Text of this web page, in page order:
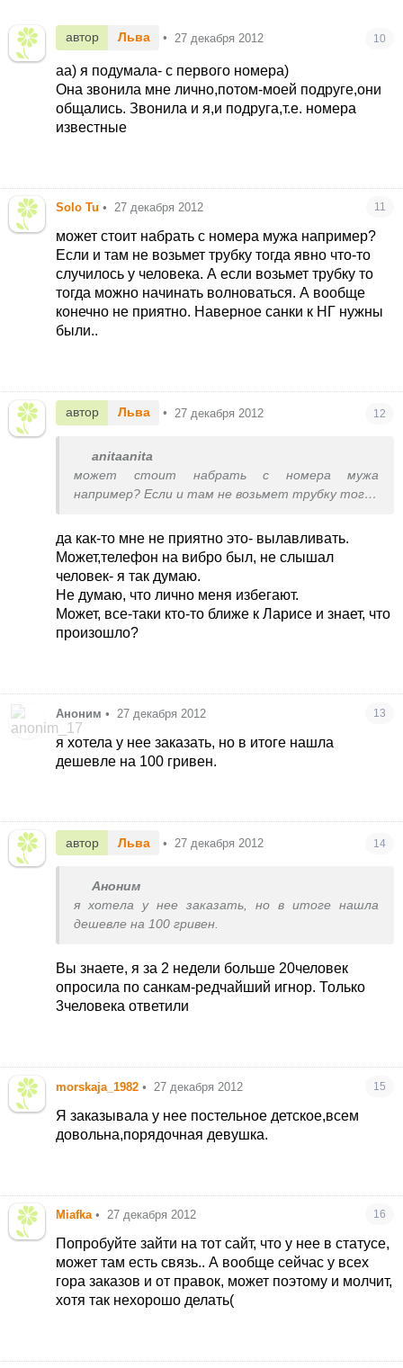
автор Льва • 27 декабря 2012 10
аа) я подумала- с первого номера)
Она звонила мне лично,потом-моей подруге,они
общались. Звонила и я,и подруга,т.е. номера
известные
Solo Tu • 27 декабря 2012 11
может стоит набрать с номера мужа например?
Если и там не возьмет трубку тогда явно что-то
случилось у человека. А если возьмет трубку то
тогда можно начинать волноваться. А вообще
конечно не приятно. Наверное санки к НГ нужны
были..
автор Льва • 27 декабря 2012 12
anitaanita
может стоит набрать с номера мужа
например? Если и там не возьмет трубку тогда
волноваться. А вообще конечно не приятно.
да как-то мне не приятно это- вылавливать.
Может,телефон на вибро был, не слышал
человек- я так думаю.
Не думаю, что лично меня избегают.
Может, все-таки кто-то ближе к Ларисе и знает, что
произошло?
Аноним • 27 декабря 2012 13
я хотела у нее заказать, но в итоге нашла
дешевле на 100 гривен.
автор Льва • 27 декабря 2012 14
Аноним
я хотела у нее заказать, но в итоге нашла
дешевле на 100 гривен.
Вы знаете, я за 2 недели больше 20человек
опросила по санкам-редчайший игнор. Только
3человека ответили
morskaja_1982 • 27 декабря 2012 15
Я заказывала у нее постельное детское,всем
довольна,порядочная девушка.
Miafka • 27 декабря 2012 16
Попробуйте зайти на тот сайт, что у нее в статусе,
может там есть связь.. А вообще сейчас у всех
гора заказов и от правок, может поэтому и молчит,
хотя так нехорошо делать(